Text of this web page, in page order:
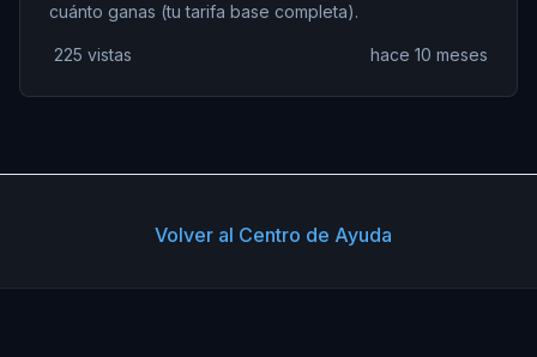
cuánto ganas (tu tarifa base completa).
225 vistas hace 10 meses
Volver al Centro de Ayuda